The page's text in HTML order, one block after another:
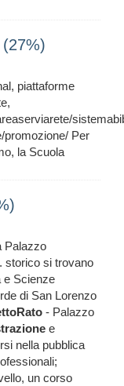
piattaforme
promozione/ Per
la Scuola
Palazzo
storico si trovano
e Scienze
di San Lorenzo
- Palazzo
e
nella pubblica
un corso